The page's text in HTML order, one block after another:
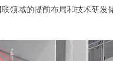
领域的提前布局和技术研